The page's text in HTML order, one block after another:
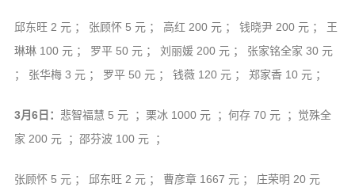
邱东旺 2 元 ； 张顾怀 5 元 ； 高红 200 元 ； 钱晓尹 200 元 ； 王
琳琳 100 元 ； 罗平 50 元 ； 刘丽媛 200 元 ； 张家铭全家 30 元
； 张华梅 3 元 ； 罗平 50 元 ； 钱薇 120 元 ； 郑家香 10 元 ；
3月6日： 悲智福慧 5 元 ；栗冰 1000 元 ；何存 70 元 ；觉殊全
家 200 元 ；邵芬波 100 元 ；
张顾怀 5 元 ； 邱东旺 2 元 ； 曹彦章 1667 元 ； 庄荣明 20 元